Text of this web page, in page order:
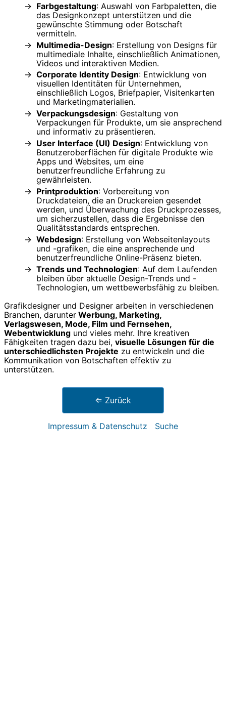
Farbgestaltung: Auswahl von Farbpaletten, die
das Designkonzept unterstützen und die
gewünschte Stimmung oder Botschaft
vermitteln.
Multimedia-Design: Erstellung von Designs für
multimediale Inhalte, einschließlich Animationen,
Videos und interaktiven Medien.
Corporate Identity Design: Entwicklung von
visuellen Identitäten für Unternehmen,
einschließlich Logos, Briefpapier, Visitenkarten
und Marketingmaterialien.
Verpackungsdesign: Gestaltung von
Verpackungen für Produkte, um sie ansprechend
und informativ zu präsentieren.
User Interface (UI) Design: Entwicklung von
Benutzeroberflächen für digitale Produkte wie
Apps und Websites, um eine
benutzerfreundliche Erfahrung zu
gewährleisten.
Printproduktion: Vorbereitung von
Druckdateien, die an Druckereien gesendet
werden, und Überwachung des Druckprozesses,
um sicherzustellen, dass die Ergebnisse den
Qualitätsstandards entsprechen.
Webdesign: Erstellung von Webseitenlayouts
und -grafiken, die eine ansprechende und
benutzerfreundliche Online-Präsenz bieten.
Trends und Technologien: Auf dem Laufenden
bleiben über aktuelle Design-Trends und -
Technologien, um wettbewerbsfähig zu bleiben.
Grafikdesigner und Designer arbeiten in verschiedenen
Branchen, darunter Werbung, Marketing,
Verlagswesen, Mode, Film und Fernsehen,
Webentwicklung und vieles mehr. Ihre kreativen
Fähigkeiten tragen dazu bei, visuelle Lösungen für die
unterschiedlichsten Projekte zu entwickeln und die
Kommunikation von Botschaften effektiv zu
unterstützen.
⇐ Zurück
Impressum & Datenschutz Suche